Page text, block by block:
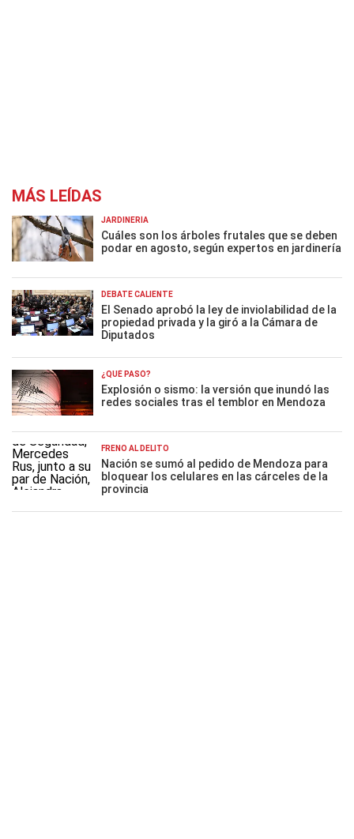
MÁS LEÍDAS
JARDINERÍA
Cuáles son los árboles frutales que se deben
podar en agosto, según expertos en jardinería
DEBATE CALIENTE
El Senado aprobó la ley de inviolabilidad de la
propiedad privada y la giró a la Cámara de
Diputados
¿QUÉ PASÓ?
Explosión o sismo: la versión que inundó las
redes sociales tras el temblor en Mendoza
FRENO AL DELITO
Nación se sumó al pedido de Mendoza para
bloquear los celulares en las cárceles de la
provincia